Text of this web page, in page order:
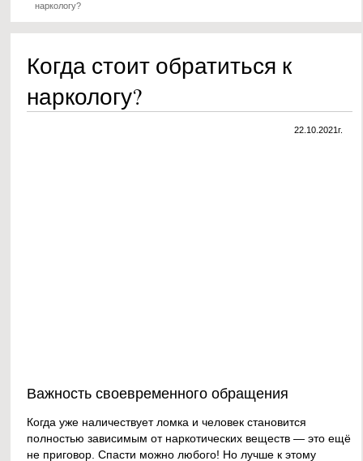
наркологу?
Когда стоит обратиться к
наркологу?
22.10.2021г.
Важность своевременного обращения
Когда уже наличествует ломка и человек становится
полностью зависимым от наркотических веществ — это ещё
не приговор. Спасти можно любого! Но лучше к этому